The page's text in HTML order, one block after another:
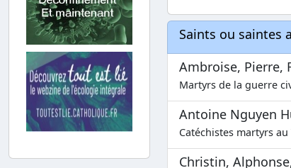
Saints ou saintes
Ambroise, Pierre,
Martyrs de la guerre
Antoine Nguyen
Catéchistes martyrs au
Christin,